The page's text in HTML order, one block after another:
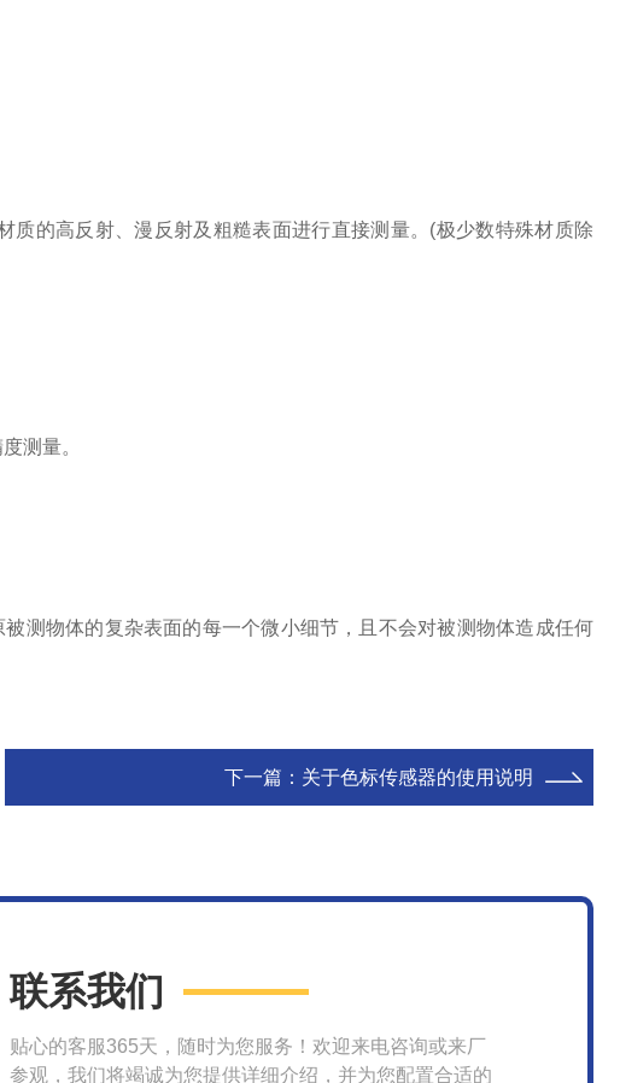
的高反射、漫反射及粗糙表面进行直接测量。(极少数特殊材质除
测量。
物体的复杂表面的每一个微小细节，且不会对被测物体造成任何
下一篇： 关于色标传感器的使用说明
联系我们
贴心的客服365天，随时为您服务！欢迎来电咨询或来厂
参观，我们将竭诚为您提供详细介绍，并为您配置合适的